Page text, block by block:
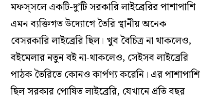
মফস্‌সলে একটি-দু’টি সরকারি লাইব্রেরির পাশাপাশি
এমন ব্যক্তিগত উদ্যোগে তৈরি স্থানীয় অনেক
বেসরকারি লাইব্রেরি ছিল। খুব বৈচিত্র না থাকলেও,
বইমেলার নতুন বই না-থাকলেও, সেইসব লাইব্রেরি
পাঠক তৈরিতে কোনও কার্পণ্য করেনি। এর পাশাপাশি
ছিল সরকার পোষিত লাইব্রেরি, যেখানে প্রতি বছর